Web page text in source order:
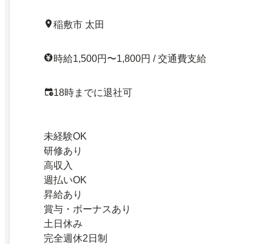
稲敷市 太田
時給1,500円〜1,800円 / 交通費支給
18時までに退社可
未経験OK
研修あり
高収入
週払いOK
昇給あり
賞与・ボーナスあり
土日休み
完全週休2日制